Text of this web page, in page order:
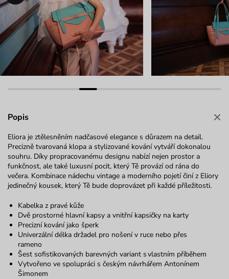
Popis
Eliora je ztělesněním nadčasové elegance s důrazem na detail.
Precizně tvarovaná klopa a stylizované kovánívytváří dokonalou
souhru. Díky propracovanému designu nabízí nejen prostor a
funkčnost, ale také luxusní pocit, který Tě provází od rána do
večera. Kombinace nádechu vintage a moderního pojetí činí z Eliory
jedinečný kousek, který Tě bude doprovázet při každé příležitosti.
Kabelka z pravé kůže
Dvě prostorné hlavní kapsy a vnitřní kapsičky na karty
Precizní kování jako šperk
Univerzální délka držadel pro nošení v ruce nebo přes
rameno
Šest sofistikovaných barevných variant s vlastním příběhem
Vytvořeno ve spolupráci s českým návrhářem Antonínem
Šimonem